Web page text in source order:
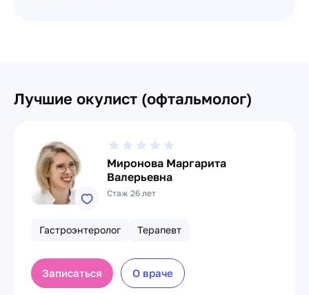
Лучшие окулист (офтальмолог)
Миронова Маргарита
Валерьевна
Стаж 26 лет
Гастроэнтеролог Терапевт
Записаться О враче